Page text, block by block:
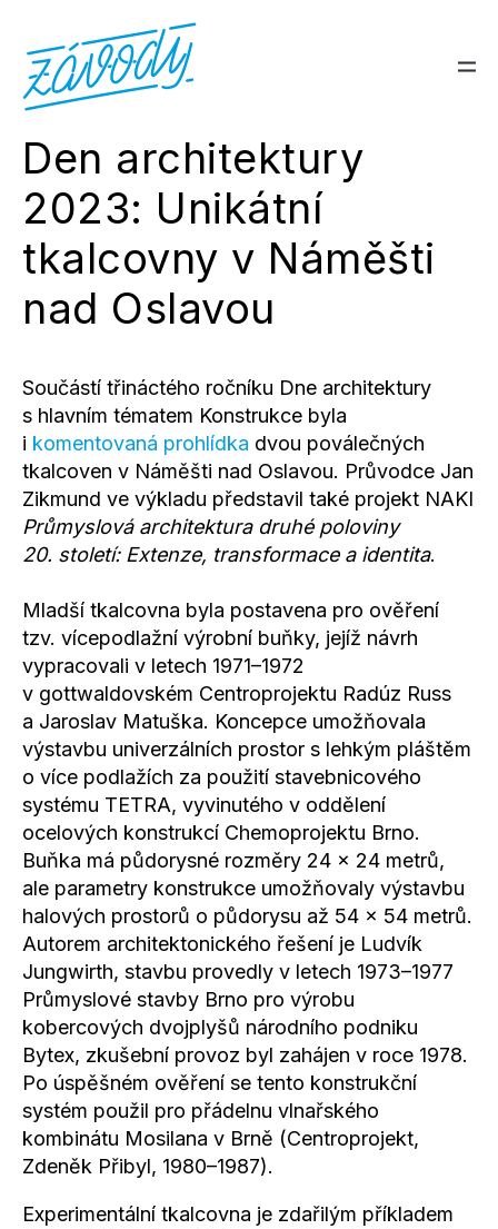
Den architektury
2023: Unikátní
tkalcovny v Náměšti
nad Oslavou
Součástí třináctého ročníku Dne architektury
s hlavním tématem Konstrukce byla
i komentovaná prohlídka dvou poválečných
tkalcoven v Náměšti nad Oslavou. Průvodce Jan
Zikmund ve výkladu představil také projekt NAKI
Průmyslová architektura druhé poloviny
20. století: Extenze, transformace a identita.
Mladší tkalcovna byla postavena pro ověření
tzv. vícepodlažní výrobní buňky, jejíž návrh
vypracovali v letech 1971–1972
v gottwaldovském Centroprojektu Radúz Russ
a Jaroslav Matuška. Koncepce umožňovala
výstavbu univerzálních prostor s lehkým pláštěm
o více podlažích za použití stavebnicového
systému TETRA, vyvinutého v oddělení
ocelových konstrukcí Chemoprojektu Brno.
Buňka má půdorysné rozměry 24 × 24 metrů,
ale parametry konstrukce umožňovaly výstavbu
halových prostorů o půdorysu až 54 × 54 metrů.
Autorem architektonického řešení je Ludvík
Jungwirth, stavbu provedly v letech 1973–1977
Průmyslové stavby Brno pro výrobu
kobercových dvojplyšů národního podniku
Bytex, zkušební provoz byl zahájen v roce 1978.
Po úspěšném ověření se tento konstrukční
systém použil pro přádelnu vlnařského
kombinátu Mosilana v Brně (Centroprojekt,
Zdeněk Přibyl, 1980–1987).
Experimentální tkalcovna je zdařilým příkladem